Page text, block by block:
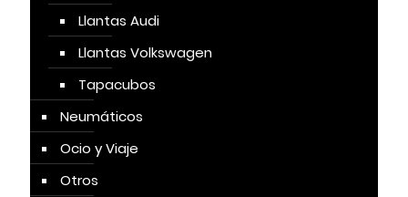
Llantas Audi
Llantas Volkswagen
Tapacubos
Neumáticos
Ocio y Viaje
Otros